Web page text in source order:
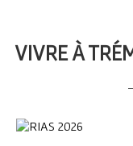
VIVRE À